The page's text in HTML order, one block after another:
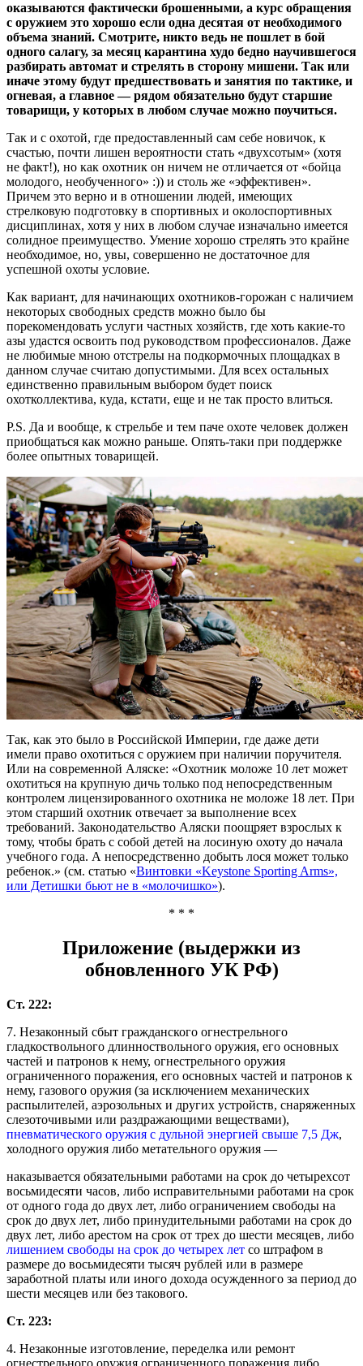
оказываются фактически брошенными, а курс обращения
с оружием это хорошо если одна десятая от необходимого
объема знаний. Смотрите, никто ведь не пошлет в бой
одного салагу, за месяц карантина худо бедно научившегося
разбирать автомат и стрелять в сторону мишени. Так или
иначе этому будут предшествовать и занятия по тактике, и
огневая, а главное — рядом обязательно будут старшие
товарищи, у которых в любом случае можно поучиться.
Так и с охотой, где предоставленный сам себе новичок, к
счастью, почти лишен вероятности стать «двухсотым» (хотя
не факт!), но как охотник он ничем не отличается от «бойца
молодого, необученного» :)) и столь же «эффективен».
Причем это верно и в отношении людей, имеющих
стрелковую подготовку в спортивных и околоспортивных
дисциплинах, хотя у них в любом случае изначально имеется
солидное преимущество. Умение хорошо стрелять это крайне
необходимое, но, увы, совершенно не достаточное для
успешной охоты условие.
Как вариант, для начинающих охотников-горожан с наличием
некоторых свободных средств можно было бы
порекомендовать услуги частных хозяйств, где хоть какие-то
азы удастся освоить под руководством профессионалов. Даже
не любимые мною отстрелы на подкормочных площадках в
данном случае считаю допустимыми. Для всех остальных
единственно правильным выбором будет поиск
охотколлектива, куда, кстати, еще и не так просто влиться.
P.S. Да и вообще, к стрельбе и тем паче охоте человек должен
приобщаться как можно раньше. Опять-таки при поддержке
более опытных товарищей.
Так, как это было в Российской Империи, где даже дети
имели право охотиться с оружием при наличии поручителя.
Или на современной Аляске: «Охотник моложе 10 лет может
охотиться на крупную дичь только под непосредственным
контролем лицензированного охотника не моложе 18 лет. При
этом старший охотник отвечает за выполнение всех
требований. Законодательство Аляски поощряет взрослых к
тому, чтобы брать с собой детей на лосиную охоту до начала
учебного года. А непосредственно добыть лося может только
ребенок.» (см. статью «Винтовки «Keystone Sporting Arms»,
или Детишки бьют не в «молочишко»).
* * *
Приложение (выдержки из
обновленного УК РФ)
Ст. 222:
7. Незаконный сбыт гражданского огнестрельного
гладкоствольного длинноствольного оружия, его основных
частей и патронов к нему, огнестрельного оружия
ограниченного поражения, его основных частей и патронов к
нему, газового оружия (за исключением механических
распылителей, аэрозольных и других устройств, снаряженных
слезоточивыми или раздражающими веществами),
пневматического оружия с дульной энергией свыше 7,5 Дж,
холодного оружия либо метательного оружия —
наказывается обязательными работами на срок до четырехсот
восьмидесяти часов, либо исправительными работами на срок
от одного года до двух лет, либо ограничением свободы на
срок до двух лет, либо принудительными работами на срок до
двух лет, либо арестом на срок от трех до шести месяцев, либо
лишением свободы на срок до четырех лет со штрафом в
размере до восьмидесяти тысяч рублей или в размере
заработной платы или иного дохода осужденного за период до
шести месяцев или без такового.
Ст. 223:
4. Незаконные изготовление, переделка или ремонт